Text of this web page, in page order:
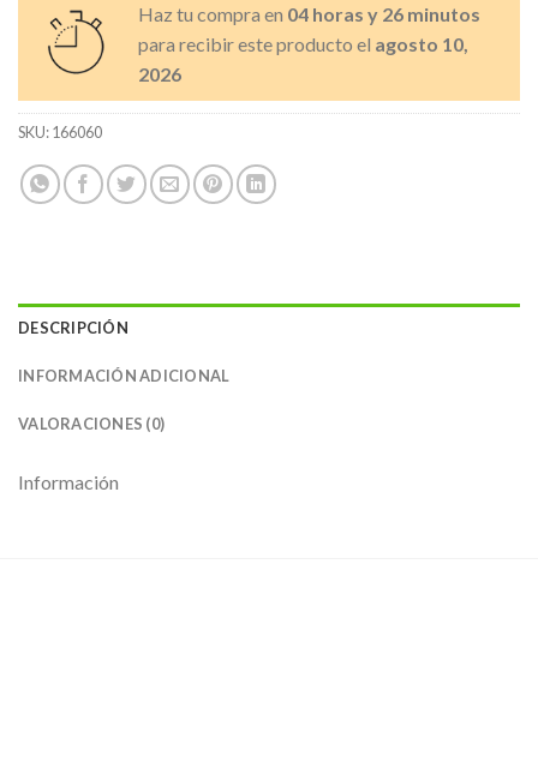
Haz tu compra en 04 horas y 26 minutos
para recibir este producto el agosto 10,
2026
SKU:166060
DESCRIPCIÓN
INFORMACIÓN ADICIONAL
VALORACIONES (0)
Información